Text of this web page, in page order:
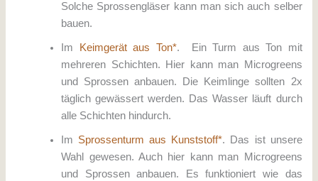
Solche Sprossengläser kann man sich auch selber
bauen.
Im Keimgerät aus Ton*. Ein Turm aus Ton mit
mehreren Schichten. Hier kann man Microgreens
und Sprossen anbauen. Die Keimlinge sollten 2x
täglich gewässert werden. Das Wasser läuft durch
alle Schichten hindurch.
Im Sprossenturm aus Kunststoff*. Das ist unsere
Wahl gewesen. Auch hier kann man Microgreens
und Sprossen anbauen. Es funktioniert wie das